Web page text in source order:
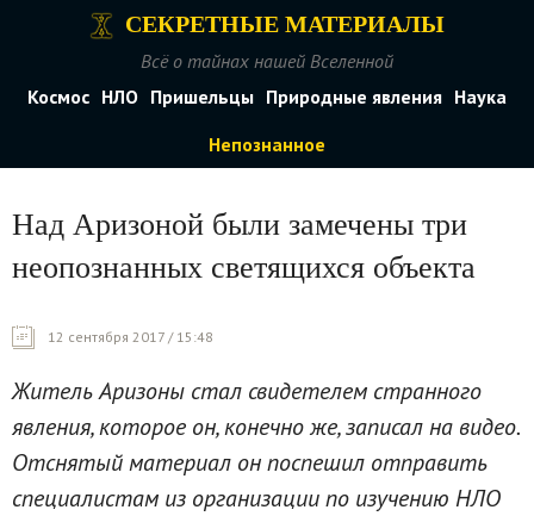
СЕКРЕТНЫЕ МАТЕРИАЛЫ
Всё о тайнах нашей Вселенной
Космос НЛО Пришельцы Природные явления Наука
Непознанное
Над Аризоной были замечены три
неопознанных светящихся объекта
12 сентября 2017 / 15:48
Житель Аризоны стал свидетелем странного
явления, которое он, конечно же, записал на видео.
Отснятый материал он поспешил отправить
специалистам из организации по изучению НЛО